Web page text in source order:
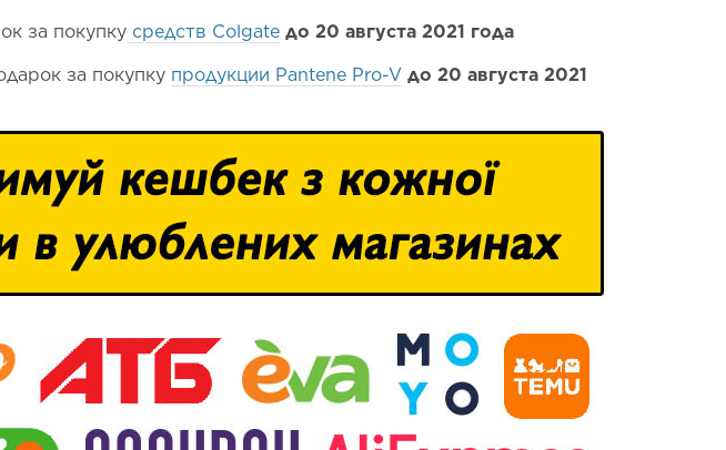
за покупку средств Colgate до 20 августа 2021 года
за покупку продукции Pantene Pro-V до 20 августа 2021